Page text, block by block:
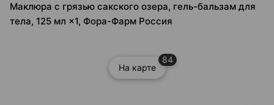
Маклюра с грязью сакского озера, гель-бальзам для
тела, 125 мл ×1, Фора-Фарм Россия
На карте
84